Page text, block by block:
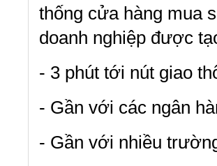
thống cửa hàng mua
doanh nghiệp được
- 3 phút tới nút giao
- Gần với các ngân
- Gần với nhiều